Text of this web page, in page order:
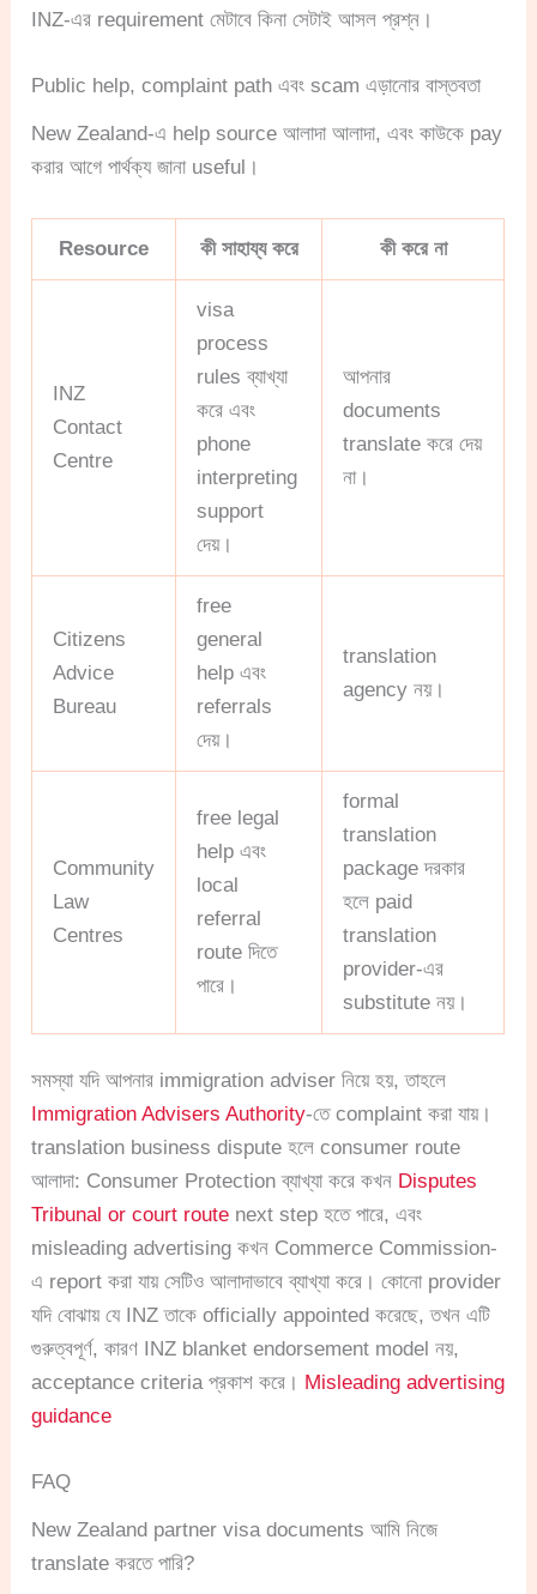
INZ-এর requirement মেটাবে কিনা সেটাই আসল প্রশ্ন।
Public help, complaint path এবং scam এড়ানোর বাস্তবতা
New Zealand-এ help source আলাদা আলাদা, এবং কাউকে pay
করার আগে পার্থক্য জানা useful।
Resource কী সাহায্য করে কী করে না
INZ
Contact
Centre
visa
process
rules ব্যাখ্যা
করে এবং
phone
interpreting
support
দেয়।
আপনার
documents
translate করে দেয়
না।
Citizens
Advice
Bureau
free
general
help এবং
referrals
দেয়।
translation
agency নয়।
Community
Law
Centres
free legal
help এবং
local
referral
route দিতে
পারে।
formal
translation
package দরকার
হলে paid
translation
provider-এর
substitute নয়।
সমস্যা যদি আপনার immigration adviser নিয়ে হয়, তাহলে
Immigration Advisers Authority-তে complaint করা যায়।
translation business dispute হলে consumer route
আলাদা: Consumer Protection ব্যাখ্যা করে কখন Disputes
Tribunal or court route next step হতে পারে, এবং
misleading advertising কখন Commerce Commission-
এ report করা যায় সেটিও আলাদাভাবে ব্যাখ্যা করে। কোনো provider
যদি বোঝায় যে INZ তাকে officially appointed করেছে, তখন এটি
গুরুত্বপূর্ণ, কারণ INZ blanket endorsement model নয়,
acceptance criteria প্রকাশ করে। Misleading advertising
guidance
FAQ
New Zealand partner visa documents আমি নিজে
translate করতে পারি?